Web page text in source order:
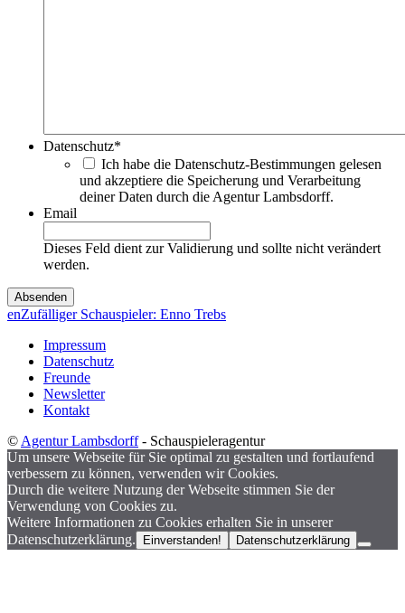
Datenschutz*
Ich habe die Datenschutz-Bestimmungen gelesen
und akzeptiere die Speicherung und Verarbeitung
deiner Daten durch die Agentur Lambsdorff.
Email
Dieses Feld dient zur Validierung und sollte nicht verändert
werden.
enZufälliger Schauspieler: Enno Trebs
Impressum
Datenschutz
Freunde
Newsletter
Kontakt
© Agentur Lambsdorff- Schauspieleragentur
Um unsere Webseite für Sie optimal zu gestalten und fortlaufend
verbessern zu können, verwenden wir Cookies.
Durch die weitere Nutzung der Webseite stimmen Sie der
Verwendung von Cookies zu.
Weitere Informationen zu Cookies erhalten Sie in unserer
Datenschutzerklärung.
Einverstanden! Datenschutzerklärung